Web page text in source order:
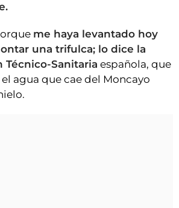
me haya levantado hoy
una trifulca; lo dice la
Técnico-Sanitaria española, que
agua que cae del Moncayo